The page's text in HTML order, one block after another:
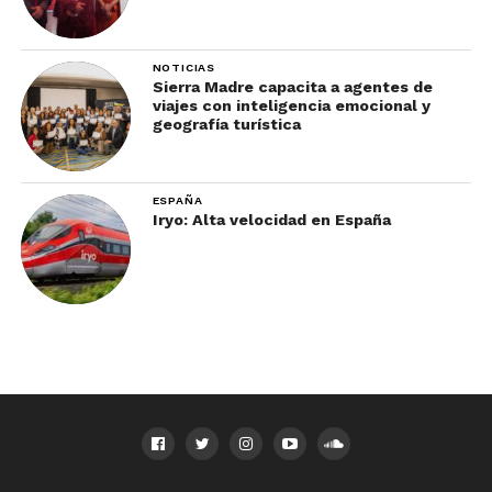
sentidos que estás por descubrir, te mostrarán que
en Xenses, ¡existe una realidad más divertida!
¿Cuánto cuesta la entrada
NOTICIAS
Sierra Madre capacita a agentes de
viajes con inteligencia emocional y
geografía turística
ESPAÑA
Iryo: Alta velocidad en España